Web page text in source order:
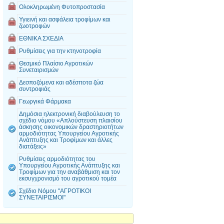
Ολοκληρωμένη Φυτοπροστασία
Υγιεινή και ασφάλεια τροφίμων και
ζωοτροφών
ΕΘΝΙΚΑ ΣΧΕΔΙΑ
Ρυθμίσεις για την κτηνοτροφία
Θεσμικό Πλαίσιο Αγροτικών
Συνεταιρισμών
Δεσποζόμενα και αδέσποτα ζώα
συντροφιάς
Γεωργικά Φάρμακα
Δημόσια ηλεκτρονική διαβούλευση το
σχέδιο νόμου «Απλούστευση πλαισίου
άσκησης οικονομικών δραστηριοτήτων
αρμοδιότητας Υπουργείου Αγροτικής
Ανάπτυξης και Τροφίμων και άλλες
διατάξεις»
Ρυθμίσεις αρμοδιότητας του
Υπουργείου Αγροτικής Ανάπτυξης και
Τροφίμων για την αναβάθμιση και τον
εκσυγχρονισμό του αγροτικού τομέα
Σχέδιο Νόμου "ΑΓΡΟΤΙΚΟΙ
ΣΥΝΕΤΑΙΡΙΣΜΟΙ"